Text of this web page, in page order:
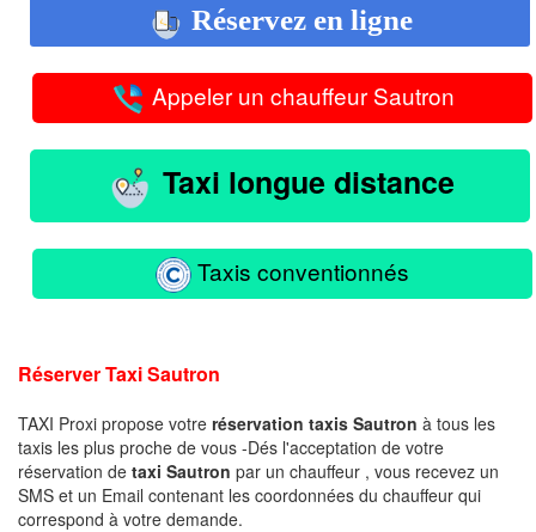
Réservez en ligne
Appeler un chauffeur Sautron
Taxi longue distance
Taxis conventionnés
Réserver Taxi Sautron
TAXI Proxi propose votre réservation taxis Sautron à tous les
taxis les plus proche de vous -Dés l'acceptation de votre
réservation de taxi Sautron par un chauffeur , vous recevez un
SMS et un Email contenant les coordonnées du chauffeur qui
correspond à votre demande.